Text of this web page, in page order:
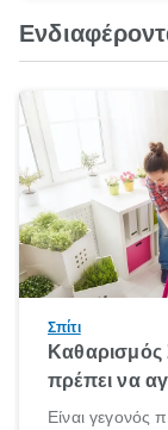
Σπίτι
Καθαρισμός
πρέπει να
Είναι γεγονός